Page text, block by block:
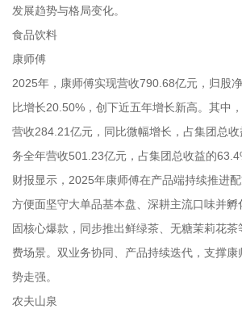
发展趋势与格局变化。
食品饮料
康师傅
2025年，康师傅实现营收790.68亿元，归股
比增长20.50%，创下近五年增长新高。其中
营收284.21亿元，同比微幅增长，占集团总
务全年营收501.23亿元，占集团总收益的
财报显示，2025年康师傅在产品端持续推进配
方便面坚守大单品基本盘、深耕主流口味并
固核心爆款，同步推出鲜绿茶、无糖茉莉花
费场景。双业务协同、产品持续迭代，支撑康
势走强。
农夫山泉